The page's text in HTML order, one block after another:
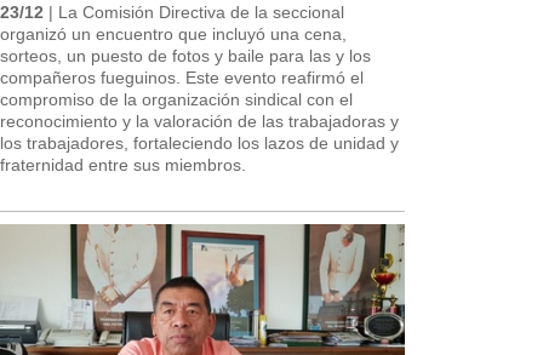
23/12 | La Comisión Directiva de la seccional
organizó un encuentro que incluyó una cena,
sorteos, un puesto de fotos y baile para las y los
compañeros fueguinos. Este evento reafirmó el
compromiso de la organización sindical con el
reconocimiento y la valoración de las trabajadoras y
los trabajadores, fortaleciendo los lazos de unidad y
fraternidad entre sus miembros.